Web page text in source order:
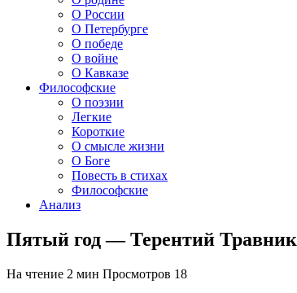
О России
О Петербурге
О победе
О войне
О Кавказе
Философские
О поэзии
Легкие
Короткие
О смысле жизни
О Боге
Повесть в стихах
Философские
Анализ
Пятый год — Терентий Травник
На чтение 2 мин Просмотров 18